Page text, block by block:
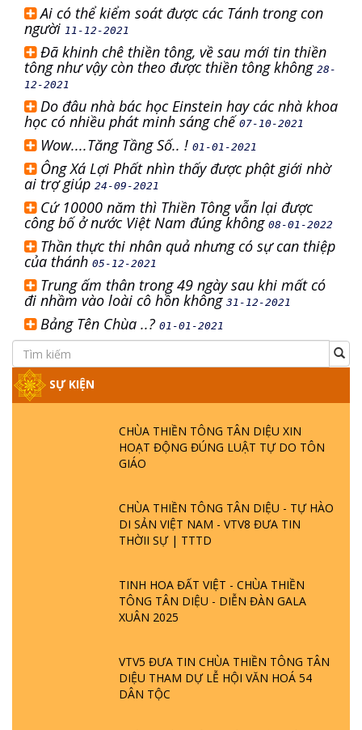
Ai có thể kiểm soát được các Tánh trong con
người 11-12-2021
Đã khinh chê thiền tông, về sau mới tin thiền
tông như vậy còn theo được thiền tông không 28-
12-2021
Do đâu nhà bác học Einstein hay các nhà khoa
học có nhiều phát minh sáng chế 07-10-2021
Wow....Tăng Tầng Số.. ! 01-01-2021
Ông Xá Lợi Phất nhìn thấy được phật giới nhờ
ai trợ giúp 24-09-2021
Cứ 10000 năm thì Thiền Tông vẫn lại được
công bố ở nước Việt Nam đúng không 08-01-2022
Thần thực thi nhân quả nhưng có sự can thiệp
của thánh 05-12-2021
Trung ấm thân trong 49 ngày sau khi mất có
đi nhầm vào loài cô hồn không 31-12-2021
Bảng Tên Chùa ..? 01-01-2021
SỰ KIỆN
CHÙA THIỀN TÔNG TÂN DIỆU XIN
HOẠT ĐỘNG ĐÚNG LUẬT TỰ DO TÔN
GIÁO
CHÙA THIỀN TÔNG TÂN DIỆU - TỰ HÀO
DI SẢN VIỆT NAM - VTV8 ĐƯA TIN
THỜII SỰ | TTTD
TINH HOA ĐẤT VIỆT - CHÙA THIỀN
TÔNG TÂN DIỆU - DIỄN ĐÀN GALA
XUÂN 2025
VTV5 ĐƯA TIN CHÙA THIỀN TÔNG TÂN
DIỆU THAM DỰ LỄ HỘI VĂN HOÁ 54
DÂN TỘC